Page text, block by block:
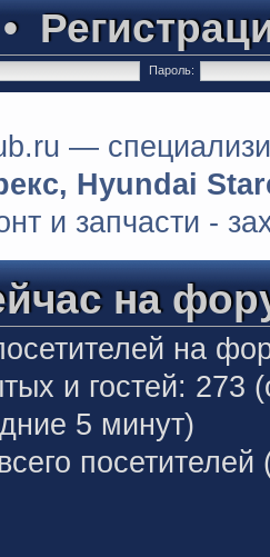
Пароль:
—
Hyundai
и запчасти -
на
на
и гостей: 273
5 минут)
посетителей